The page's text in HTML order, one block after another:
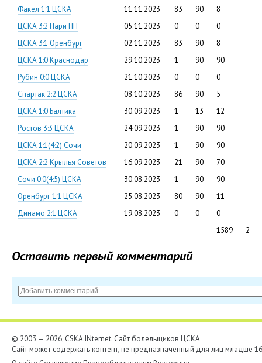
Факел 1:1 ЦСКА
11.11.2023 83 90
8
ЦСКА 3:2 Пари НН
05.11.2023 0 0
0
ЦСКА 3:1 Оренбург
02.11.2023 83 90
8
ЦСКА 1:0 Краснодар
29.10.2023 1 90
90
Рубин 0:0 ЦСКА
21.10.2023 0 0
0
Спартак 2:2 ЦСКА
08.10.2023 86 90
5
ЦСКА 1:0 Балтика
30.09.2023 1 13
12
Ростов 3:3 ЦСКА
24.09.2023 1 90
90
ЦСКА 1:1(4:2) Сочи
20.09.2023 1 90
90
ЦСКА 2:2 Крылья Советов
16.09.2023 21 90
70
Сочи 0:0(4:5) ЦСКА
30.08.2023 1 90
90
Оренбург 1:1 ЦСКА
25.08.2023 80 90
11
Динамо 2:1 ЦСКА
19.08.2023 0 0
0
1589
2
Оставить первый комментарий
© 2003 — 2026, CSKA.INternet. Cайт болельщиков ЦСКА
Сайт может содержать контент, не предназначенный для лиц младше